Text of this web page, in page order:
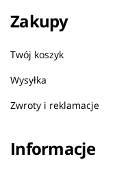
Zakupy
Twój koszyk
Wysyłka
Zwroty i reklamacje
Informacje